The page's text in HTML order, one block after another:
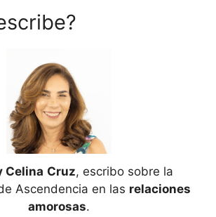
Celina Cruz, escribo sobre la
Ascendencia en las relaciones
amorosas.